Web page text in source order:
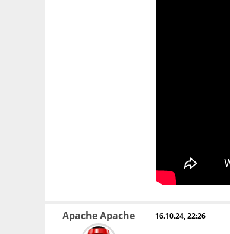
Apache Apache 16.10.24, 22:26